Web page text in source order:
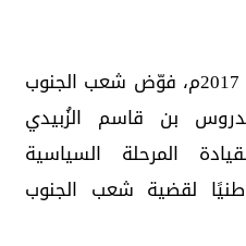
​وأشاروا إلى أنه في 4 مايو 2017م، فوّض شعب الجنوب
بن قاسم الزُبيدي
المرحلة السياسية
لقضية شعب الجنوب